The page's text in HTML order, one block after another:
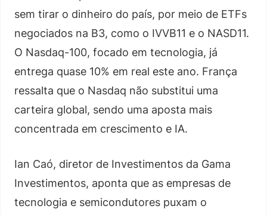
sem tirar o dinheiro do país, por meio de ETFs
negociados na B3, como o IVVB11 e o NASD11.
O Nasdaq-100, focado em tecnologia, já
entrega quase 10% em real este ano. França
ressalta que o Nasdaq não substitui uma
carteira global, sendo uma aposta mais
concentrada em crescimento e IA.
Ian Caó, diretor de Investimentos da Gama
Investimentos, aponta que as empresas de
tecnologia e semicondutores puxam o